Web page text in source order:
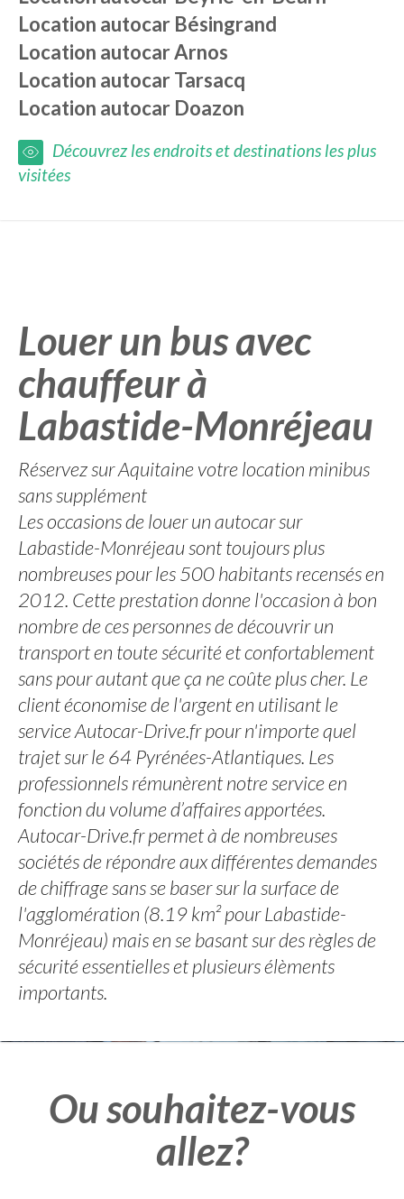
Location autocar Bésingrand
Location autocarArnos
Location autocarTarsacq
Location autocar Doazon
Découvrez les endroits et destinations les plus
visitées
Louer un bus avec
chauffeur à
Labastide-Monréjeau
Réservez sur Aquitaine votre location minibus
sans supplément
Les occasions de louer un autocar sur
Labastide-Monréjeau sont toujours plus
nombreuses pour les 500 habitants recensés en
2012. Cette prestation donne l'occasion à bon
nombre de ces personnes de découvrir un
transport en toute sécurité et confortablement
sans pour autant que ça ne coûte plus cher. Le
client économise de l'argent en utilisant le
service Autocar-Drive.fr pour n'importe quel
trajet sur le 64 Pyrénées-Atlantiques. Les
professionnels rémunèrent notre service en
fonction du volume d’affaires apportées.
Autocar-Drive.fr permet à de nombreuses
sociétés de répondre aux différentes demandes
de chiffrage sans se baser sur la surface de
l'agglomération (8.19 km² pour Labastide-
Monréjeau) mais en se basant sur des règles de
sécurité essentielles et plusieurs élèments
importants.
Ou souhaitez-vous
allez?